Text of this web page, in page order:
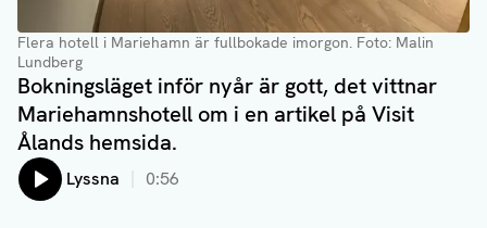
Flera hotell i Mariehamn är fullbokade imorgon. Foto: Malin
Lundberg
Bokningsläget inför nyår är gott, det vittnar
Mariehamnshotell om i en artikel på Visit
Ålands hemsida.
Lyssna 0:56